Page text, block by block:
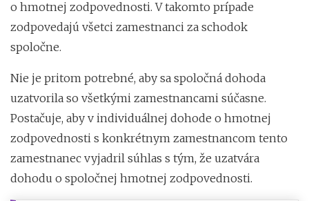
o hmotnej zodpovednosti. V takomto prípade
zodpovedajú všetci zamestnanci za schodok
spoločne.
Nie je pritom potrebné, aby sa spoločná dohoda
uzatvorila so všetkými zamestnancami súčasne.
Postačuje, aby v individuálnej dohode o hmotnej
zodpovednosti s konkrétnym zamestnancom tento
zamestnanec vyjadril súhlas s tým, že uzatvára
dohodu o spoločnej hmotnej zodpovednosti.